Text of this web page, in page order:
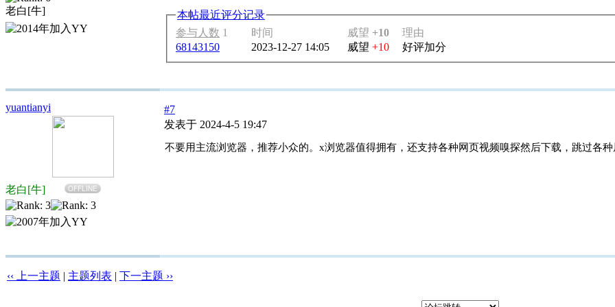
老白[牛]
本帖最近评分记录
参与人数 1 时间 威望 +10
理由
68143150
2023-12-27 14:05 威望 +10 好评加分
yuantianyi
老白[牛] OFFLINE
#7
发表于 2024-4-5 19:47
不要用主流浏览器，推荐小众的。x浏览器值得拥有，还支持各种网页视频嗅探然后下载，跳过各种
‹‹ 上一主题 | 主题列表 | 下一主题 ››